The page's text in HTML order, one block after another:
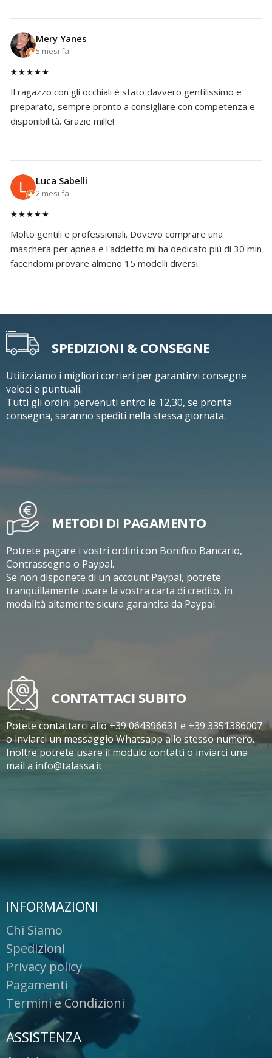
Mery Yanes
5 mesi fa
★★★★★
Il ragazzo con gli occhiali è stato davvero gentilissimo e
preparato, sempre pronto a consigliare con competenza e
disponibilità. Grazie mille!
Luca Sabelli
2 mesi fa
★★★★★
Molto gentili e professionali. Dovevo comprare una
maschera per apnea e l'addetto mi ha dedicato più di 30 min
facendomi provare almeno 15 modelli diversi.
SPEDIZIONI & CONSEGNE
Utilizziamo i migliori corrieri per garantirvi consegne
veloci e puntuali.
Tutti gli ordini pervenuti entro le 12,30, se pronta
consegna, saranno spediti nella stessa giornata.
METODI DI PAGAMENTO
Potrete pagare i vostri ordini con Bonifico Bancario,
Contrassegno o Paypal.
Se non disponete di un account Paypal, potrete
tranquillamente usare la vostra carta di credito, in
modalità altamente sicura garantita da Paypal.
CONTATTACI SUBITO
Potete contattarci allo +39 064396631 e +39 3351386007
o inviarci un messaggio Whatsapp allo stesso numero.
Inoltre potrete usare il modulo contatti o inviarci una
mail a info@talassa.it
INFORMAZIONI
Chi Siamo
Spedizioni
Privacy policy
Pagamenti
Termini e Condizioni
ASSISTENZA